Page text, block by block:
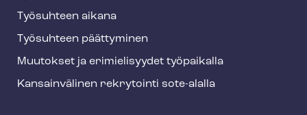
Työsuhteen aikana
Työsuhteen päättyminen
Muutokset ja erimielisyydet työpaikalla
Kansainvälinen rekrytointi sote-alalla